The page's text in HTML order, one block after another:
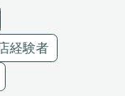
経験者